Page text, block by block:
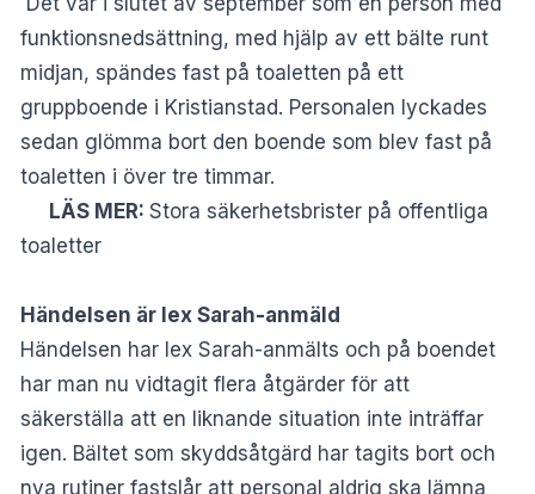
funktionsnedsättning, med hjälp av ett bälte runt
midjan, spändes fast på toaletten på ett
gruppboende i Kristianstad. Personalen lyckades
sedan glömma bort den boende som blev fast på
toaletten i över tre timmar.
LÄS MER: Stora säkerhetsbrister på offentliga
toaletter
Händelsen är lex Sarah-anmäld
Händelsen har lex Sarah-anmälts och på boendet
har man nu vidtagit flera åtgärder för att
säkerställa att en liknande situation inte inträffar
igen. Bältet som skyddsåtgärd har tagits bort och
nya rutiner fastslår att personal aldrig ska lämna